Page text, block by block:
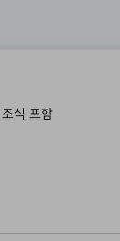
조식 포함